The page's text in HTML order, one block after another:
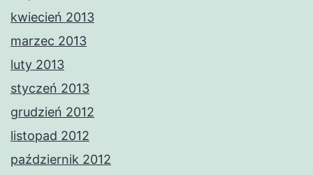
kwiecień 2013
marzec 2013
luty 2013
styczeń 2013
grudzień 2012
listopad 2012
październik 2012